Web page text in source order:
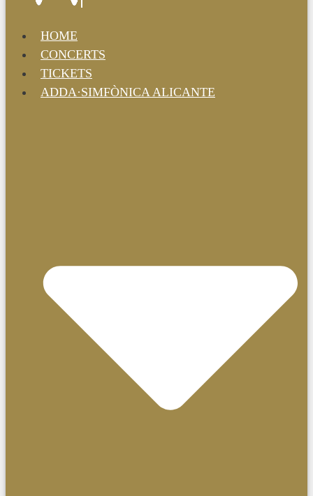
HOME
CONCERTS
TICKETS
ADDA·SIMFÒNICA ALICANTE